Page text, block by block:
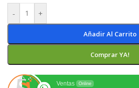
- +
Añadir Al Carrito
Comprar YA!
Ventas Online